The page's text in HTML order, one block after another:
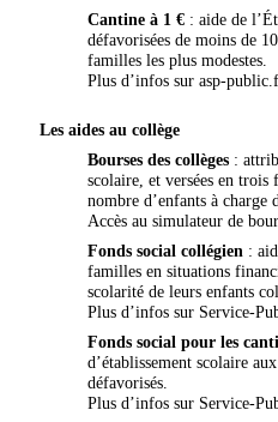
Cantine à 1 € : aide de
défavorisées de moins de
familles les plus modestes.
Plus d’infos sur asp-
Les aides au collège
Bourses des collèges :
scolaire, et versées en trois
nombre d’enfants à charge
Accès au simulateur de
Fonds social collégien :
familles en situations
scolarité de leurs enfants
Plus d’infos sur Service-
Fonds social pour les
d’établissement scolaire
défavorisés.
Plus d’infos sur Service-